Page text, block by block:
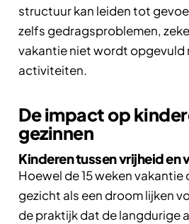
structuur kan leiden tot
zelfs gedragsproblemen,
vakantie niet wordt opgevuld
activiteiten.
De impact op
gezinnen
Kinderen tussen vrijheid en
Hoewel de 15 weken
gezicht als een droom lijken
de praktijk dat de langdurige